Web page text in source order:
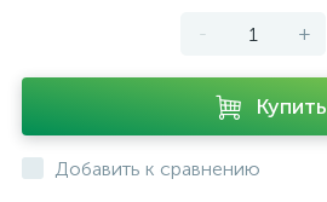
- +
Купить
Добавить к сравнению